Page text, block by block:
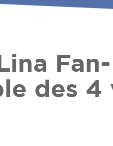
Fan-
des 4